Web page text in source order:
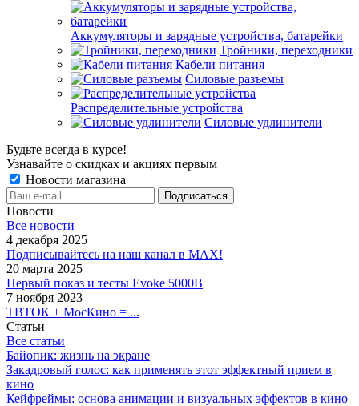
Аккумуляторы и зарядные устройства, батарейки
Тройники, переходники
Кабели питания
Силовые разъемы
Распределительные устройства
Силовые удлинители
Будьте всегда в курсе!
Узнавайте о скидках и акциях первым
Новости магазина
Новости
Все новости
4 декабря 2025
Подписывайтесь на наш канал в MAX!
20 марта 2025
Первый показ и тесты Evoke 5000B
7 ноября 2023
ТВТОК + МосКино = ...
Статьи
Все статьи
Байопик: жизнь на экране
Закадровый голос: как применять этот эффектный прием в
кино
Кейфреймы: основа анимации и визуальных эффектов в кино